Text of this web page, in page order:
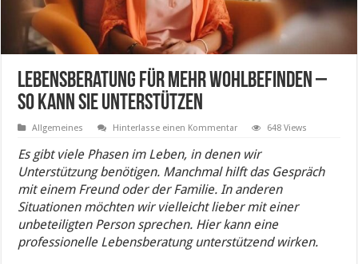
Lebensberatung für mehr Wohlbefinden –
So kann sie unterstützen
Allgemeines Hinterlasse einen Kommentar 648 Views
Es gibt viele Phasen im Leben, in denen wir
Unterstützung benötigen. Manchmal hilft das Gespräch
mit einem Freund oder der Familie. In anderen
Situationen möchten wir vielleicht lieber mit einer
unbeteiligten Person sprechen. Hier kann eine
professionelle Lebensberatung unterstützend wirken.